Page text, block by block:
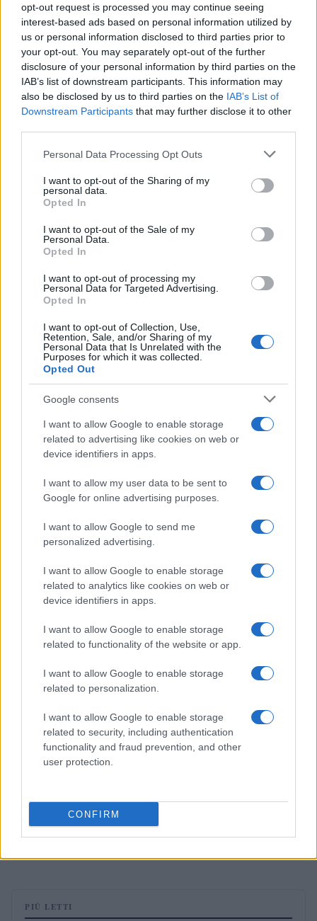
opt-out request is processed you may continue seeing
interest-based ads based on personal information utilized by
us or personal information disclosed to third parties prior to
your opt-out. You may separately opt-out of the further
disclosure of your personal information by third parties on the
IAB’s list of downstream participants. This information may
also be disclosed by us to third parties on the IAB’s List of
Downstream Participants that may further disclose it to other
Please note that this website/app uses one or more Google
not limited to your visit or usage behaviour. You may click to
grant or deny consent to Google and its third-party tags to
use your data for below specified purposes in below Google
consent section.
Personal Data Processing Opt Outs
I want to opt-out of the Sharing of my
personal data.
Opted In
I want to opt-out of the Sale of my
Personal Data.
Opted In
I want to opt-out of processing my
Personal Data for Targeted Advertising.
Opted In
I want to opt-out of Collection, Use,
Retention, Sale, and/or Sharing of my
Personal Data that Is Unrelated with the
Purposes for which it was collected.
Opted Out
Google consents
I want to allow Google to enable storage
related to advertising like cookies on web or
device identifiers in apps.
I want to allow my user data to be sent to
Google for online advertising purposes.
I want to allow Google to send me
personalized advertising.
I want to allow Google to enable storage
related to analytics like cookies on web or
device identifiers in apps.
I want to allow Google to enable storage
related to functionality of the website or app.
I want to allow Google to enable storage
related to personalization.
I want to allow Google to enable storage
related to security, including authentication
functionality and fraud prevention, and other
user protection.
CONFIRM
Continua a leggere
Bonus energia plus e Conto mobilità: scopri come
Linda Pellegrini · 9 Ago 2026
FOCUS PMI
Giuria di esperti per startupper: chi sono i valutatori
delle tue idee
Martina Marchesi · 9 Ago 2026
Come le rinnovabili possono ridurre i costi energetici
PIÙ LETTI